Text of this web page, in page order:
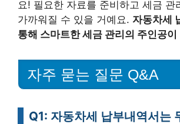
요! 필요한 자료를 준비하고 세금 관
가까워질 수 있을 거예요. 자동차세
통해 스마트한 세금 관리의 주인공
자주 묻는 질문 Q&A
Q1: 자동차세 납부내역서는